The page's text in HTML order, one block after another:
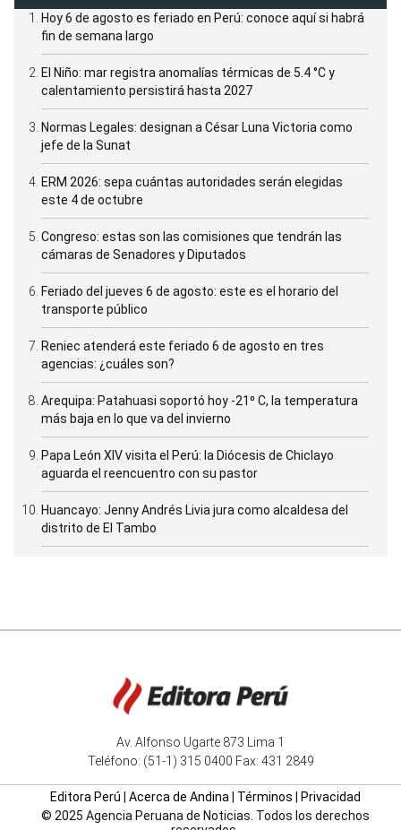
Hoy 6 de agosto es feriado en Perú: conoce aquí si habrá
fin de semana largo
El Niño: mar registra anomalías térmicas de 5.4 °C y
calentamiento persistirá hasta 2027
Normas Legales: designan a César Luna Victoria como
jefe de la Sunat
ERM 2026: sepa cuántas autoridades serán elegidas
este 4 de octubre
Congreso: estas son las comisiones que tendrán las
cámaras de Senadores y Diputados
Feriado del jueves 6 de agosto: este es el horario del
transporte público
Reniec atenderá este feriado 6 de agosto en tres
agencias: ¿cuáles son?
Arequipa: Patahuasi soportó hoy -21⁰ C, la temperatura
más baja en lo que va del invierno
Papa León XIV visita el Perú: la Diócesis de Chiclayo
aguarda el reencuentro con su pastor
Huancayo: Jenny Andrés Livia jura como alcaldesa del
distrito de El Tambo
Av. Alfonso Ugarte 873 Lima 1
Teléfono: (51-1) 315 0400 Fax: 431 2849
Editora Perú Acerca de Andina Términos
Privacidad
© 2025 Agencia Peruana de Noticias. Todos los derechos